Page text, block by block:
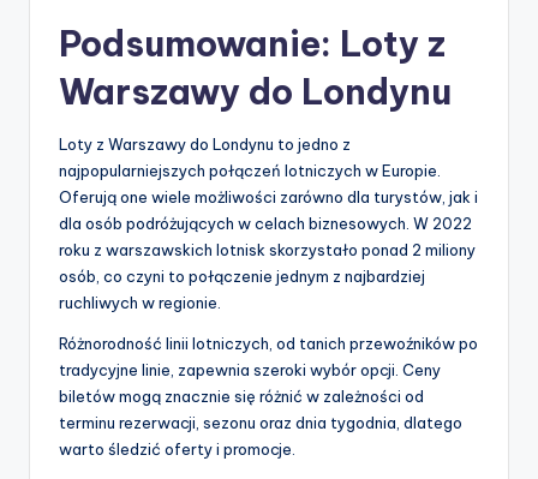
Podsumowanie: Loty z
Warszawy do Londynu
Loty z Warszawy do Londynu to jedno z
najpopularniejszych połączeń lotniczych w Europie.
Oferują one wiele możliwości zarówno dla turystów, jak i
dla osób podróżujących w celach biznesowych. W 2022
roku z warszawskich lotnisk skorzystało ponad 2 miliony
osób, co czyni to połączenie jednym z najbardziej
ruchliwych w regionie.
Różnorodność linii lotniczych, od tanich przewoźników po
tradycyjne linie, zapewnia szeroki wybór opcji. Ceny
biletów mogą znacznie się różnić w zależności od
terminu rezerwacji, sezonu oraz dnia tygodnia, dlatego
warto śledzić oferty i promocje.